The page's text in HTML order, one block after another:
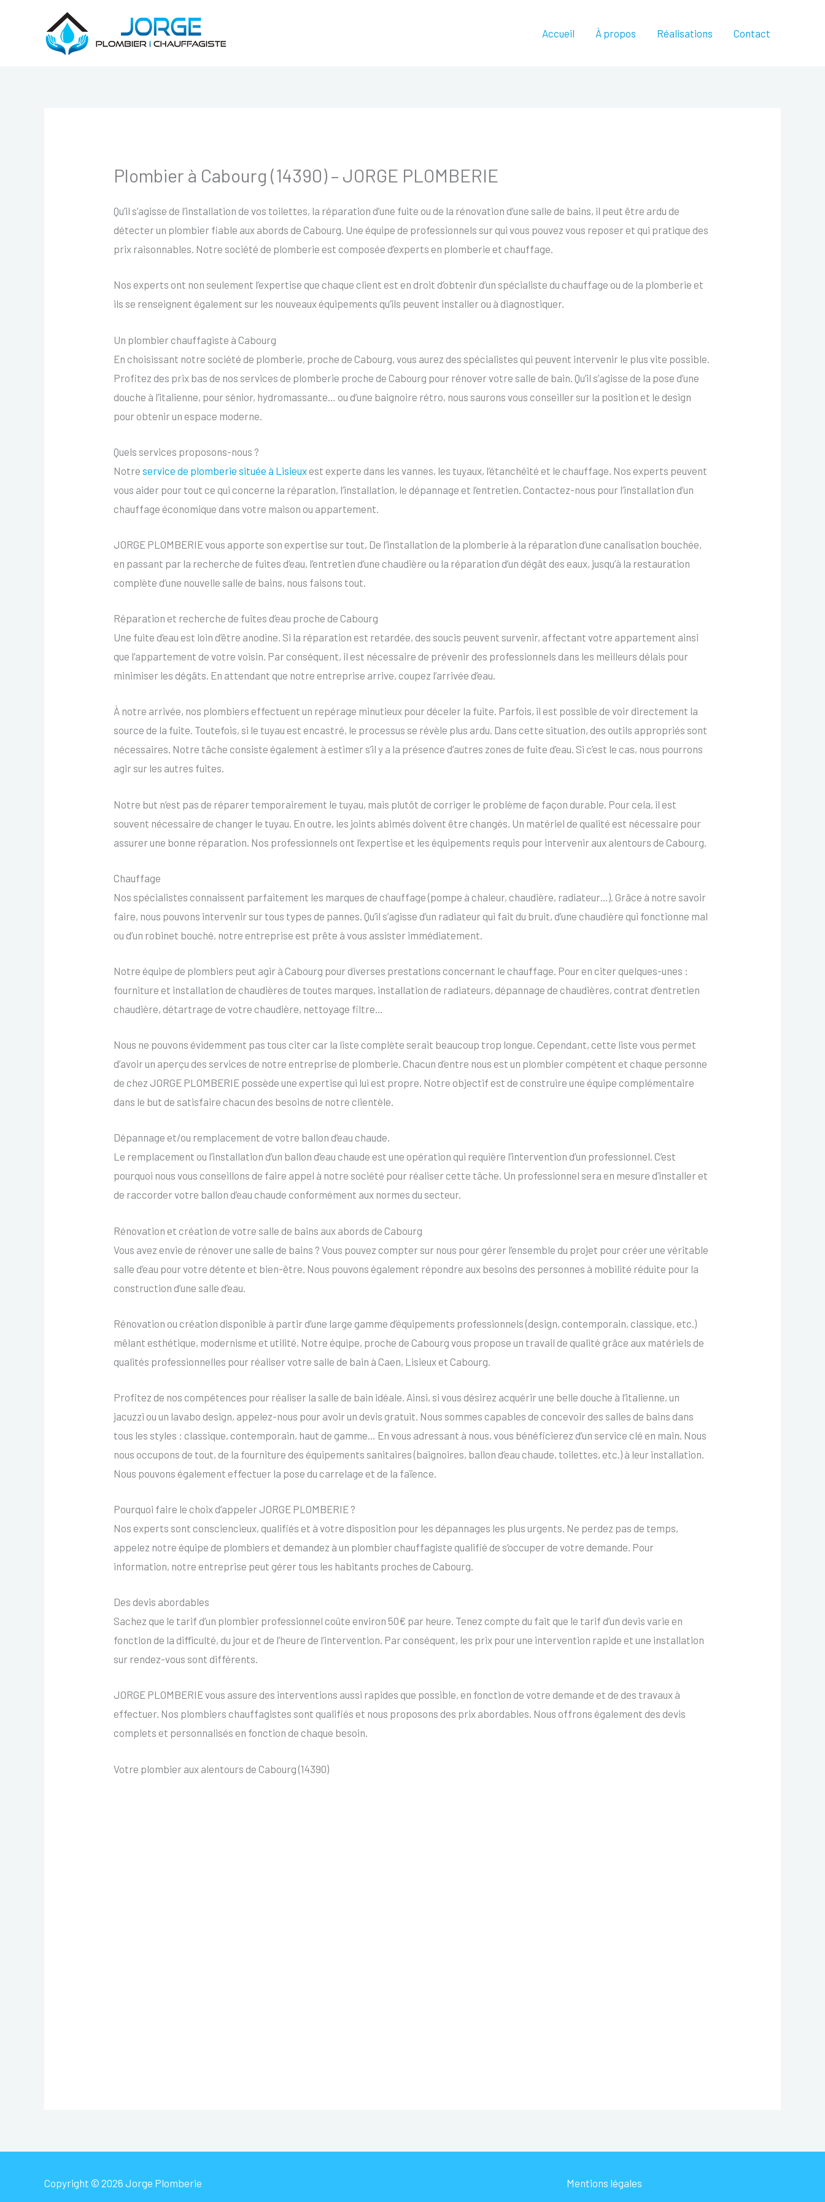
Accueil À propos Réalisations Contact
Plombier à Cabourg (14390) – JORGE PLOMBERIE
Qu’il s’agisse de l’installation de vos toilettes, la réparation d’une fuite ou de la rénovation d’une salle de bains, il peut être ardu de
détecter un plombier fiable aux abords de Cabourg. Une équipe de professionnels sur qui vous pouvez vous reposer et qui pratique des
prix raisonnables. Notre société de plomberie est composée d’experts en plomberie et chauffage.
Nos experts ont non seulement l’expertise que chaque client est en droit d’obtenir d’un spécialiste du chauffage ou de la plomberie et
ils se renseignent également sur les nouveaux équipements qu’ils peuvent installer ou à diagnostiquer.
Un plombier chauffagiste à Cabourg
En choisissant notre société de plomberie, proche de Cabourg, vous aurez des spécialistes qui peuvent intervenir le plus vite possible.
Profitez des prix bas de nos services de plomberie proche de Cabourg pour rénover votre salle de bain. Qu’il s’agisse de la pose d’une
douche à l’italienne, pour sénior, hydromassante… ou d’une baignoire rétro, nous saurons vous conseiller sur la position et le design
pour obtenir un espace moderne.
Quels services proposons-nous ?
Notreservice de plomberie située à Lisieux est experte dans les vannes, les tuyaux, l’étanchéité et le chauffage. Nos experts peuvent
vous aider pour tout ce qui concerne la réparation, l’installation, le dépannage et l’entretien. Contactez-nous pour l’installation d’un
chauffage économique dans votre maison ou appartement.
JORGE PLOMBERIE vous apporte son expertise sur tout, De l’installation de la plomberie à la réparation d’une canalisation bouchée,
en passant par la recherche de fuites d’eau, l’entretien d’une chaudière ou la réparation d’un dégât des eaux, jusqu’à la restauration
complète d’une nouvelle salle de bains, nous faisons tout.
Réparation et recherche de fuites d’eau proche de Cabourg
Une fuite d’eau est loin d’être anodine. Si la réparation est retardée, des soucis peuvent survenir, affectant votre appartement ainsi
que l’appartement de votre voisin. Par conséquent, il est nécessaire de prévenir des professionnels dans les meilleurs délais pour
minimiser les dégâts. En attendant que notre entreprise arrive, coupez l’arrivée d’eau.
À notre arrivée, nos plombiers effectuent un repérage minutieux pour déceler la fuite. Parfois, il est possible de voir directement la
source de la fuite. Toutefois, si le tuyau est encastré, le processus se révèle plus ardu. Dans cette situation, des outils appropriés sont
nécessaires. Notre tâche consiste également à estimer s’il y a la présence d’autres zones de fuite d’eau. Si c’est le cas, nous pourrons
agir sur les autres fuites.
Notre but n’est pas de réparer temporairement le tuyau, mais plutôt de corriger le problème de façon durable. Pour cela, il est
souvent nécessaire de changer le tuyau. En outre, les joints abimés doivent être changés. Un matériel de qualité est nécessaire pour
assurer une bonne réparation. Nos professionnels ont l’expertise et les équipements requis pour intervenir aux alentours de Cabourg.
Chauffage
Nos spécialistes connaissent parfaitement les marques de chauffage (pompe à chaleur, chaudière, radiateur…). Grâce à notre savoir
faire, nous pouvons intervenir sur tous types de pannes. Qu’il s’agisse d’un radiateur qui fait du bruit, d’une chaudière qui fonctionne mal
ou d’un robinet bouché, notre entreprise est prête à vous assister immédiatement.
Notre équipe de plombiers peut agir à Cabourg pour diverses prestations concernant le chauffage. Pour en citer quelques-unes :
fourniture et installation de chaudières de toutes marques, installation de radiateurs, dépannage de chaudières, contrat d’entretien
chaudière, détartrage de votre chaudière, nettoyage filtre…
Nous ne pouvons évidemment pas tous citer car la liste complète serait beaucoup trop longue. Cependant, cette liste vous permet
d’avoir un aperçu des services de notre entreprise de plomberie. Chacun d’entre nous est un plombier compétent et chaque personne
de chez JORGE PLOMBERIE possède une expertise qui lui est propre. Notre objectif est de construire une équipe complémentaire
dans le but de satisfaire chacun des besoins de notre clientèle.
Dépannage et/ou remplacement de votre ballon d’eau chaude.
Le remplacement ou l’installation d’un ballon d’eau chaude est une opération qui requière l’intervention d’un professionnel. C’est
pourquoi nous vous conseillons de faire appel à notre société pour réaliser cette tâche. Un professionnel sera en mesure d’installer et
de raccorder votre ballon d’eau chaude conformément aux normes du secteur.
Rénovation et création de votre salle de bains aux abords de Cabourg
Vous avez envie de rénover une salle de bains ? Vous pouvez compter sur nous pour gérer l’ensemble du projet pour créer une véritable
salle d’eau pour votre détente et bien-être. Nous pouvons également répondre aux besoins des personnes à mobilité réduite pour la
construction d’une salle d’eau.
Rénovation ou création disponible à partir d’une large gamme d’équipements professionnels (design, contemporain, classique, etc.)
mêlant esthétique, modernisme et utilité. Notre équipe, proche de Cabourg vous propose un travail de qualité grâce aux matériels de
qualités professionnelles pour réaliser votre salle de bain à Caen, Lisieux et Cabourg.
Profitez de nos compétences pour réaliser la salle de bain idéale. Ainsi, si vous désirez acquérir une belle douche à l’italienne, un
jacuzzi ou un lavabo design, appelez-nous pour avoir un devis gratuit. Nous sommes capables de concevoir des salles de bains dans
tous les styles : classique, contemporain, haut de gamme… En vous adressant à nous, vous bénéficierez d’un service clé en main. Nous
nous occupons de tout, de la fourniture des équipements sanitaires (baignoires, ballon d’eau chaude, toilettes, etc.) à leur installation.
Nous pouvons également effectuer la pose du carrelage et de la faïence.
Pourquoi faire le choix d’appeler JORGE PLOMBERIE ?
Nos experts sont consciencieux, qualifiés et à votre disposition pour les dépannages les plus urgents. Ne perdez pas de temps,
appelez notre équipe de plombiers et demandez à un plombier chauffagiste qualifié de s’occuper de votre demande. Pour
information, notre entreprise peut gérer tous les habitants proches de Cabourg.
Des devis abordables
Sachez que le tarif d’un plombier professionnel coûte environ 50€ par heure. Tenez compte du fait que le tarif d’un devis varie en
fonction de la difficulté, du jour et de l’heure de l’intervention. Par conséquent, les prix pour une intervention rapide et une installation
sur rendez-vous sont différents.
JORGE PLOMBERIE vous assure des interventions aussi rapides que possible, en fonction de votre demande et de des travaux à
effectuer. Nos plombiers chauffagistes sont qualifiés et nous proposons des prix abordables. Nous offrons également des devis
complets et personnalisés en fonction de chaque besoin.
Votre plombier aux alentours de Cabourg (14390)
Copyright © 2026 Jorge Plomberie Mentions légales